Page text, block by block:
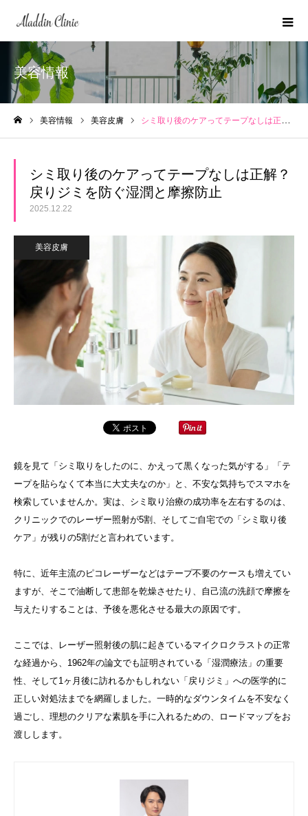
美容情報
美容情報 美容皮膚 シミ取り後のケアってテープなしは正解？戻りジミを防ぐ湿潤と摩擦防止
シミ取り後のケアってテープなしは正解？
戻りジミを防ぐ湿潤と摩擦防止
2025.12.22
美容皮膚
鏡を見て「シミ取りをしたのに、かえって黒くなった気がする」「テ
ープを貼らなくて本当に大丈夫なのか」と、不安な気持ちでスマホを
検索していませんか。実は、シミ取り治療の成功率を左右するのは、
クリニックでのレーザー照射が5割、そしてご自宅での「シミ取り後
ケア」が残りの5割だと言われています。
特に、近年主流のピコレーザーなどはテープ不要のケースも増えてい
ますが、そこで油断して患部を乾燥させたり、自己流の洗顔で摩擦を
与えたりすることは、予後を悪化させる最大の原因です。
ここでは、レーザー照射後の肌に起きているマイクロクラストの正常
な経過から、1962年の論文でも証明されている「湿潤療法」の重要
性、そして1ヶ月後に訪れるかもしれない「戻りジミ」への医学的に
正しい対処法までを網羅しました。一時的なダウンタイムを不安なく
過ごし、理想のクリアな素肌を手に入れるための、ロードマップをお
渡しします。